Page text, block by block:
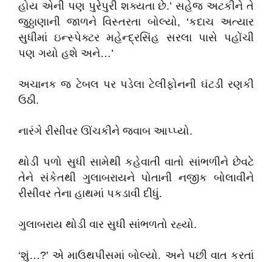
હોય એની પણ પુરેપુરી શક્યતા છે.’ સહેજ અટકીને તે
જુઠ્ઠાણાની જાળને વિસ્તરતા બોલ્યો, ‘કદાચ અત્યાર
સુધીમાં ઇન્સ્પેક્ટર મહેન્દ્રસિંહ સરલા પાસે પહોંચી
પણ ગયો હશે અને…’
અચાનક જ ટેબલ પર પડેલા ટેલીફોનની ઘંટડી રણકી
ઉઠી.
નારંગે રીસીવર ઊંચકીને જવાબ આપ્પ્યો.
થોડી પળો સુધી સામેથી કહેવાતી વાતો સાંભળીને છેવટે
તેને સંકેતથી ગુલાબરાયને પોતાની નજીક બોલાવીને
રીસીવર તેના હાથમાં પકડાવી દીધું.
ગુલાબરાય થોડી વાર સુધી સાંભળતો રહ્યો.
‘શું…?’ એ માઉથપીસમાં બોલ્યો. અને પછી વાત કરતાં